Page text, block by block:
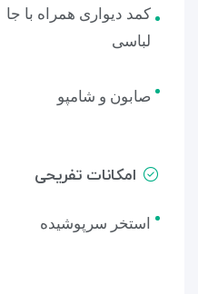
کمد دیواری همراه با جا
لباسی
صابون و شامپو
امکانات تفریحی
استخر سرپوشیده